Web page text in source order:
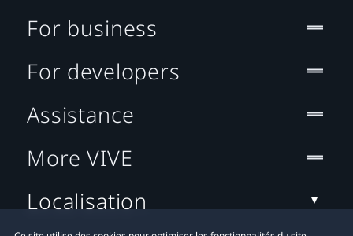
For business
For developers
Assistance
More VIVE
Localisation